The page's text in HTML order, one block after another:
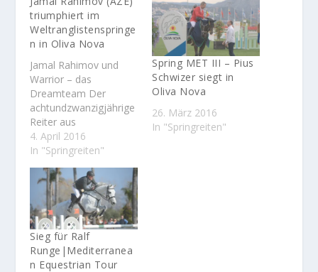
triumphiert im
Weltranglistenspringe
n in Oliva Nova
Jamal Rahimov und
Warrior – das
Dreamteam Der
achtundzwanzigjährige
Reiter aus
Azerbaidshan, der in
Brüssel lebt, spricht
Azerbaijani, Englisch,
Französisch,
Italienisch,
Portugiesisch, Russisch
und Türkisch, was ihn
zunächst einmal als
ausgesprochenes
Sprachtalent ausweist.
4. April 2016
In "Springreiten"
Spring MET III – Pius
Schwizer siegt in
Oliva Nova
26. März 2016
In "Springreiten"
Sieg für Ralf
Runge|Mediterranea
n Equestrian Tour